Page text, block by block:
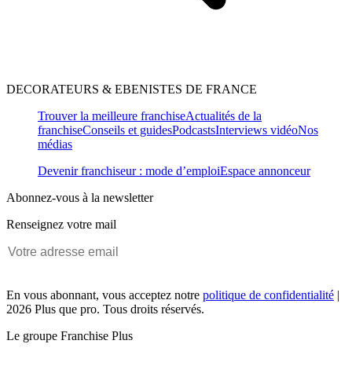
DECORATEURS & EBENISTES DE FRANCE
Trouver la meilleure franchiseActualités de la
franchiseConseils et guidesPodcastsInterviews vidéoNos
médias
Devenir franchiseur : mode d’emploiEspace annonceur
Abonnez-vous à la newsletter
Renseignez votre mail
En vous abonnant, vous acceptez notre politique de confidentialité |
2026 Plus que pro. Tous droits réservés.
Le groupe Franchise Plus